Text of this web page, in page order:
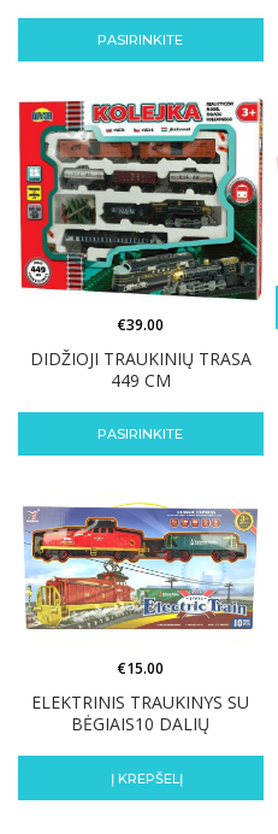
PASIRINKITE
DIDŽIOJI TRAUKINIŲ TRASA
449 CM
€39.00
PASIRINKITE
ELEKTRINIS TRAUKINYS SU
BĖGIAIS10 DALIŲ
€15.00
Į KREPŠELĮ